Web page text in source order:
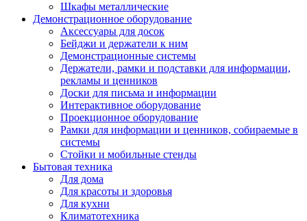
Шкафы металлические
Демонстрационное оборудование
Аксессуары для досок
Бейджи и держатели к ним
Демонстрационные системы
Держатели, рамки и подставки для информации,
рекламы и ценников
Доски для письма и информации
Интерактивное оборудование
Проекционное оборудование
Рамки для информации и ценников, собираемые в
системы
Стойки и мобильные стенды
Бытовая техника
Для дома
Для красоты и здоровья
Для кухни
Климатотехника